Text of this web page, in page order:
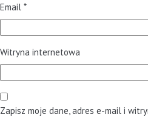
Email *
Witryna internetowa
Zapisz moje dane, adres e-mail i